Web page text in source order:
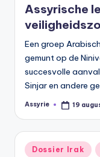
Assyrische
Een groep
gemunt op de
succesvolle
Sinjar en andere
Geplaatst
Assyrie 19
Geplaatst
Dossier Irak